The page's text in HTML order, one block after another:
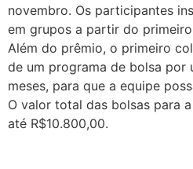
novembro. Os participantes
em grupos a partir do
Além do prêmio, o primeiro
de um programa de bolsa por
meses, para que a equipe
O valor total das bolsas para
até R$10.800,00.